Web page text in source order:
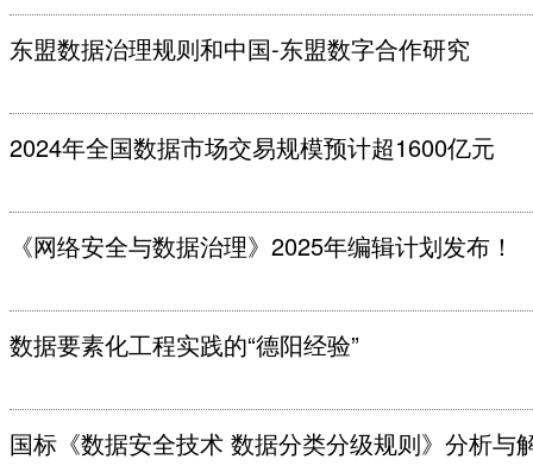
东盟数据治理规则和中国-东盟数字合作研究
2024年全国数据市场交易规模预计超1600亿元
《网络安全与数据治理》2025年编辑计划发布！
数据要素化工程实践的“德阳经验”
国标《数据安全技术 数据分类分级规则》分析与